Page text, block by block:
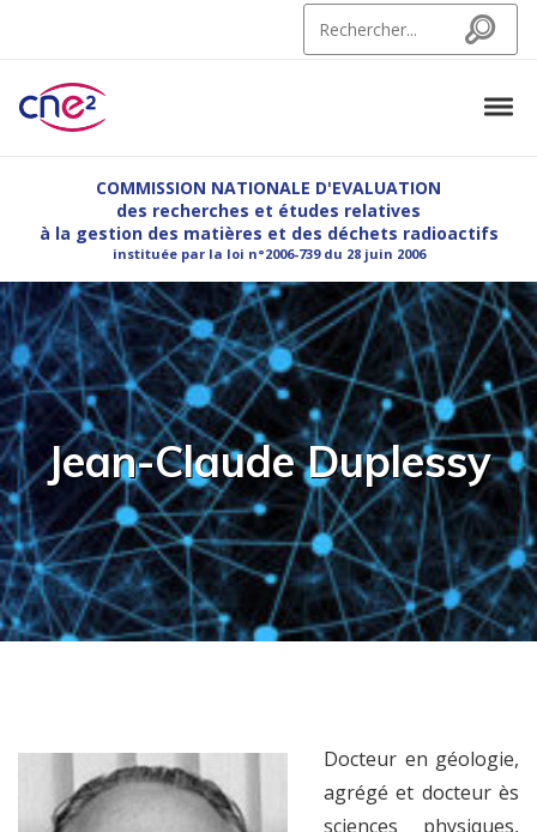
Search
CNE2
COMMISSION NATIONALE D'EVALUATION
des recherches et études relatives
à la gestion des matières et des déchets radioactifs
instituée par la loi n°2006-739 du 28 juin 2006
Jean-Claude Duplessy
Docteur en géologie,
agrégé et docteur ès
sciences physiques,